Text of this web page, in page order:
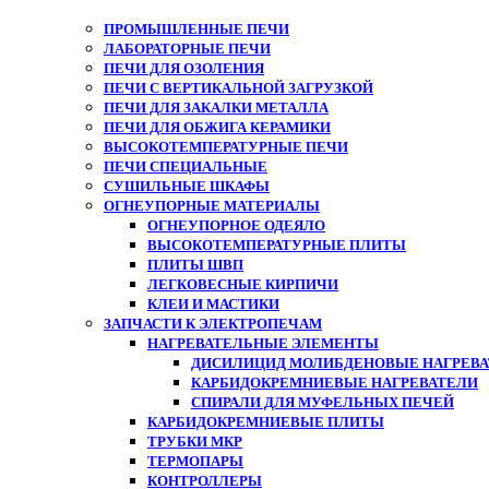
ПРОМЫШЛЕННЫЕ ПЕЧИ
ЛАБОРАТОРНЫЕ ПЕЧИ
ПЕЧИ ДЛЯ ОЗОЛЕНИЯ
ПЕЧИ С ВЕРТИКАЛЬНОЙ ЗАГРУЗКОЙ
ПЕЧИ ДЛЯ ЗАКАЛКИ МЕТАЛЛА
ПЕЧИ ДЛЯ ОБЖИГА КЕРАМИКИ
ВЫСОКОТЕМПЕРАТУРНЫЕ ПЕЧИ
ПЕЧИ СПЕЦИАЛЬНЫЕ
СУШИЛЬНЫЕ ШКАФЫ
ОГНЕУПОРНЫЕ МАТЕРИАЛЫ
ОГНЕУПОРНОЕ ОДЕЯЛО
ВЫСОКОТЕМПЕРАТУРНЫЕ ПЛИТЫ
ПЛИТЫ ШВП
ЛЕГКОВЕСНЫЕ КИРПИЧИ
КЛЕИ И МАСТИКИ
ЗАПЧАСТИ К ЭЛЕКТРОПЕЧАМ
НАГРЕВАТЕЛЬНЫЕ ЭЛЕМЕНТЫ
ДИСИЛИЦИД МОЛИБДЕНОВЫЕ
КАРБИДОКРЕМНИЕВЫЕ НАГРЕВАТЕЛИ
СПИРАЛИ ДЛЯ МУФЕЛЬНЫХ ПЕЧЕЙ
КАРБИДОКРЕМНИЕВЫЕ ПЛИТЫ
ТРУБКИ МКР
ТЕРМОПАРЫ
КОНТРОЛЛЕРЫ